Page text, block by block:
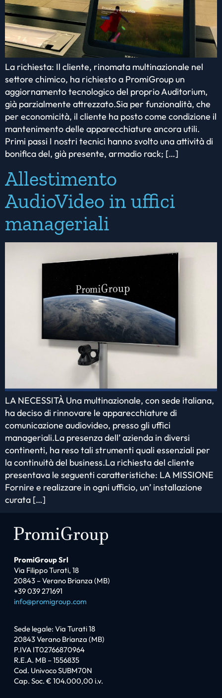
La richiesta: Il cliente, rinomata multinazionale nel
settore chimico, ha richiesto a PromiGroup un
aggiornamento tecnologico del proprio Auditorium,
già parzialmente attrezzato.Sia per funzionalità, che
per economicità, il cliente ha posto come condizione il
mantenimento delle apparecchiature ancora utili.
Primi passi I nostri tecnici hanno svolto una attività di
bonifica del, già presente, armadio rack; […]
Allestimento
AudioVideo in uffici
manageriali
LA NECESSITÀ Una multinazionale, con sede italiana,
ha deciso di rinnovare le apparecchiature di
comunicazione audiovideo, presso gli uffici
manageriali.La presenza dell’ azienda in diversi
continenti, ha reso tali strumenti quali essenziali per
la continuità del business.La richiesta del cliente
presentava le seguenti caratteristiche: LA MISSIONE
Fornire e realizzare in ogni ufficio, un’ installazione
curata […]
PromiGroup Srl
Via Filippo Turati, 18
20843 – Verano Brianza (MB)
+39 039 271691
info@promigroup.com
Sede legale: Via Turati 18
20843 Verano Brianza (MB)
P.IVA IT02766870964
R.E.A. MB – 1556835
Cod. Univoco SUBM70N
Cap. Soc. € 104.000,00 i.v.